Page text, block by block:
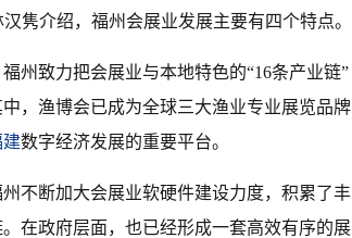
隽介绍，福州会展业发展主要有四个特点。
州致力把会展业与本地特色的“16条产业链”
，渔博会已成为全球三大渔业专业展览品牌
建数字经济发展的重要平台。
不断加大会展业软硬件建设力度，积累了丰
在政府层面，也已经形成一套高效有序的展